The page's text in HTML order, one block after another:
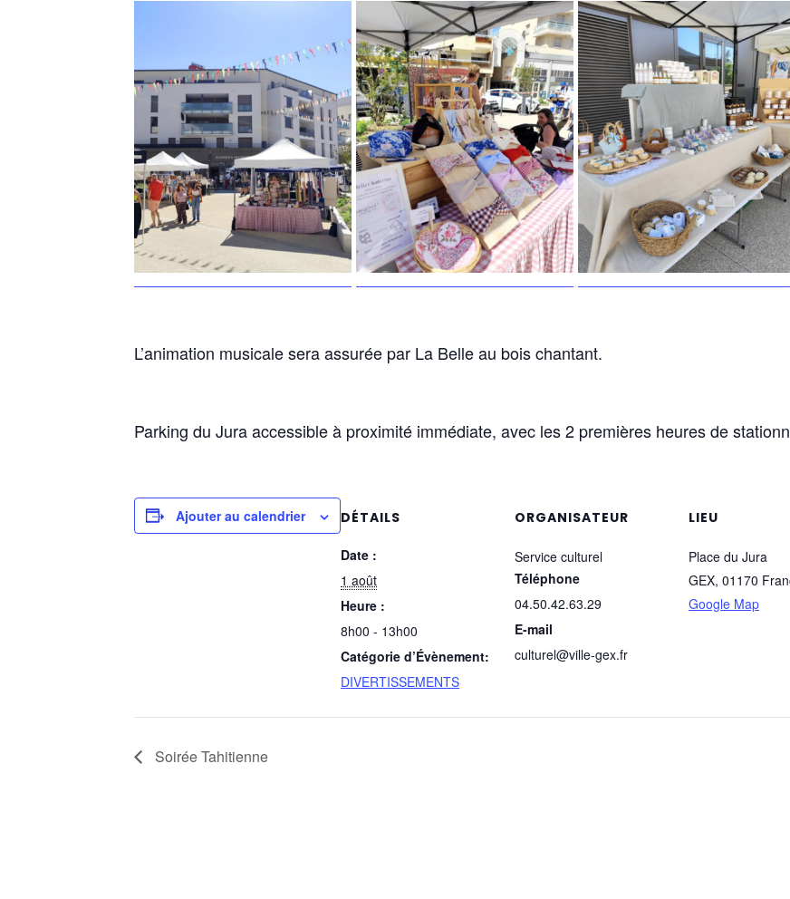
L’animation musicale sera assurée par La Belle au bois chantant.
Parking du Jura accessible à proximité immédiate, avec les 2 premières heures de
Ajouter au calendrier DÉTAILS
Date :
1 août
Heure :
8h00 - 13h00
Catégorie d’Évènement:
DIVERTISSEMENTS
ORGANISATEUR
Service culturel
Téléphone
04.50.42.63.29
E-mail
culturel@ville-gex.fr
LIEU
Place du Jura
GEX, 01170
Google Map
Soirée Tahitienne